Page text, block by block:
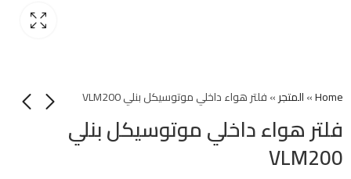
Home
»المتجر»فلتر هواء داخلي موتوسيكل بنلي VLM200
فلتر هواء داخلي موتوسيكل بنلي
VLM200